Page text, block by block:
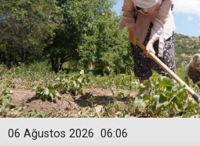
06:06
06 Ağustos 2026